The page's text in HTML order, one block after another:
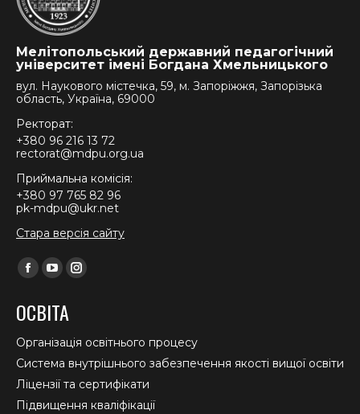
Мелітопольський державний педагогічний
університет імені Богдана Хмельницького
вул. Наукового містечка, 59, м. Запоріжжя, Запорізька
область, Україна, 69000
Ректорат:
+380 96 216 13 72
rectorat@mdpu.org.ua
Приймальна комісія:
+380 97 765 82 96
pk-mdpu@ukr.net
Стара версія сайту
Find us on:
Facebook
opens
in
new
window
YouTube
opens
in
new
window
Instagram
in
new
window
ОСВІТА
Організація освітнього процесу
Система внутрішнього забезпечення якості вищої освіти
Ліцензії та сертифікати
Підвищення кваліфікації